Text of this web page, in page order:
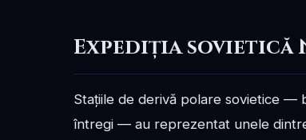
Expediția sovietică
Stațiile de derivă polare sovietice —
întregi — au reprezentat unele